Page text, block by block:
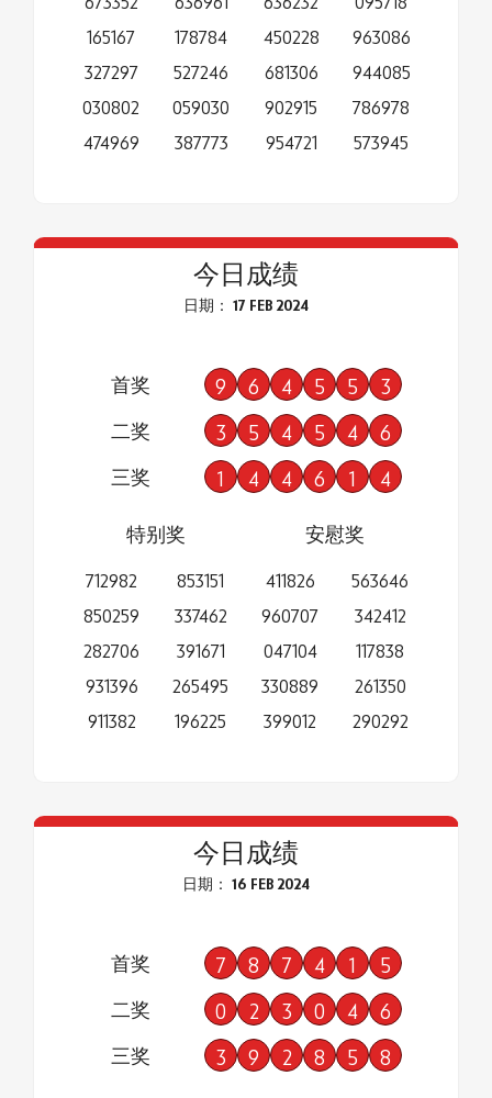
165167
327297
030802
474969
178784
527246
059030
387773
450228
681306
902915
954721
963086
944085
786978
573945
今日成绩
日期： 17 FEB 2024
首奖 9 6 4 5 5 3
二奖 3 5 4 5 4 6
三奖 1 4 4 6 1 4
特别奖
712982
850259
282706
931396
911382
853151
337462
391671
265495
196225
安慰奖
411826
960707
047104
330889
399012
563646
342412
117838
261350
290292
今日成绩
日期： 16 FEB 2024
首奖 7 8 7 4 1 5
二奖 0 2 3 0 4 6
三奖 3 9 2 8 5 8